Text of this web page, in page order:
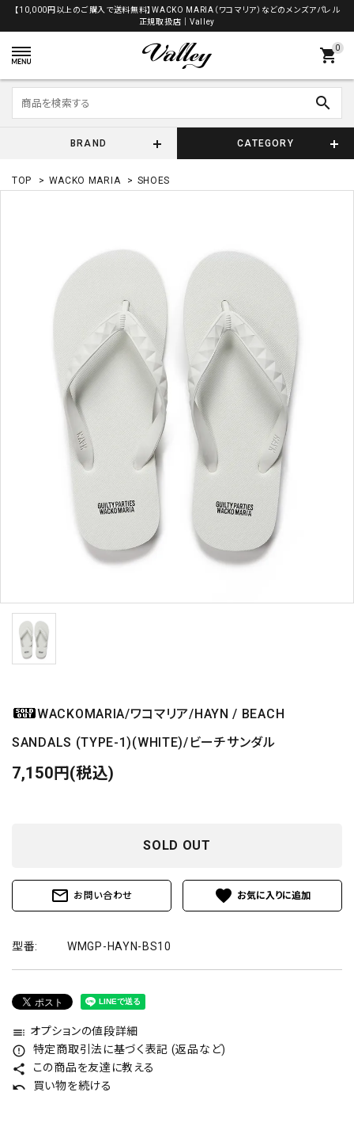
【10,000円以上のご購入で送料無料】WACKO MARIA（ワコマリア）などのメンズアパレル
正規取扱店│Valley
0
shopping_cart
search
BRAND CATEGORY
TOP > WACKO MARIA > SHOES
WACKOMARIA/ワコマリア/HAYN / BEACH
SANDALS (TYPE-1)(WHITE)/ビーチサンダル
7,150円(税込)
SOLD OUT
mail_outline お問い合わせ favorite
型番: WMGP-HAYN-BS10
toc オプションの値段詳細
error_outline 特定商取引法に基づく表記 (返品など)
share この商品を友達に教える
undo 買い物を続ける